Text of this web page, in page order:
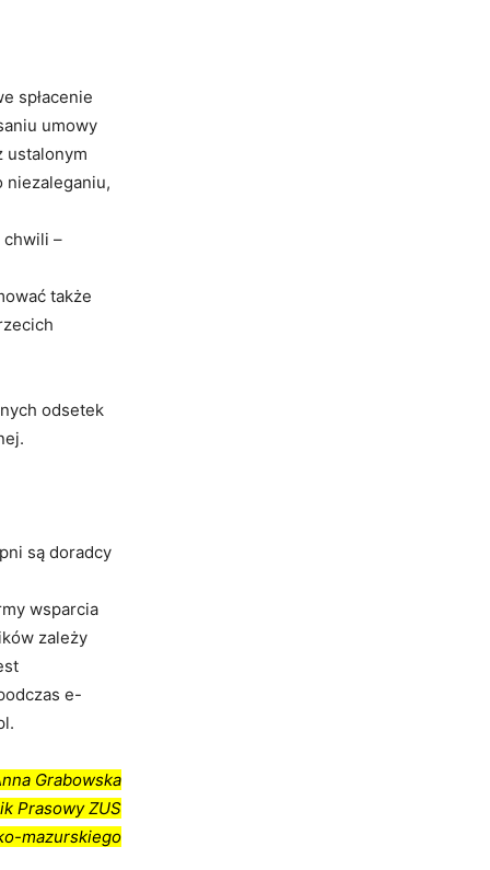
spłacenie
umowy
ustalonym
niezaleganiu,
chwili –
także
odsetek
są doradcy
wsparcia
zależy
e-
Grabowska
Prasowy ZUS
mazurskiego